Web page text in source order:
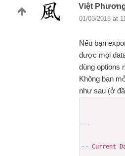
Việt
01/03/2018 at
Nếu bạn
được mọi
dùng options
Không bạn
như sau (ở
--
-- Current